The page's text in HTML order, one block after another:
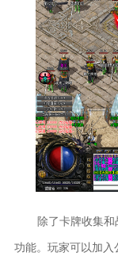
除了卡牌收集
功能。玩家可以加入